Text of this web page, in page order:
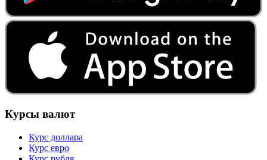
Курсы валют
Курс доллара
Курс евро